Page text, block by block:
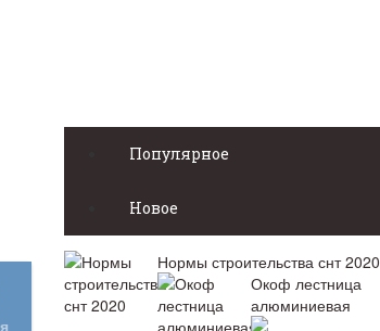
Популярное
Новое
Нормы строительства снт 2020
Окоф лестница
алюминиевая